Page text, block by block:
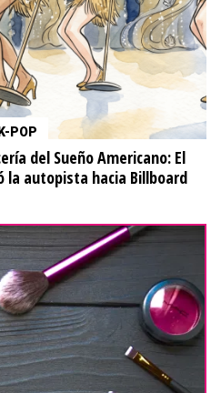
K-POP
del Sueño Americano: El
la autopista hacia Billboard